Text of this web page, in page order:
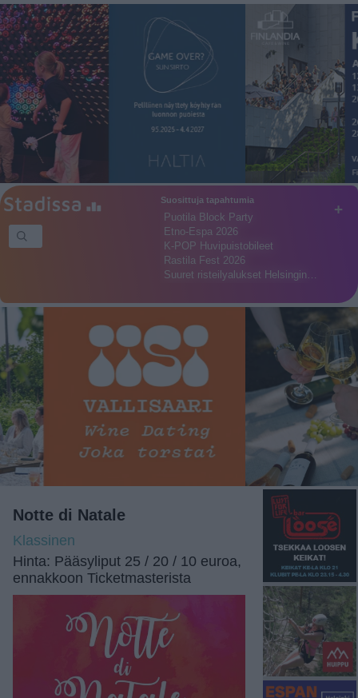
+
Suosittuja tapahtumia
Puotila Block Party
Etno-Espa 2026
K-POP Huvipuistobileet
Rastila Fest 2026
Suuret risteilyalukset Helsingin…
Notte di Natale
Klassinen
Hinta: Pääsyliput 25 / 20 / 10 euroa,
ennakkoon Ticketmasterista